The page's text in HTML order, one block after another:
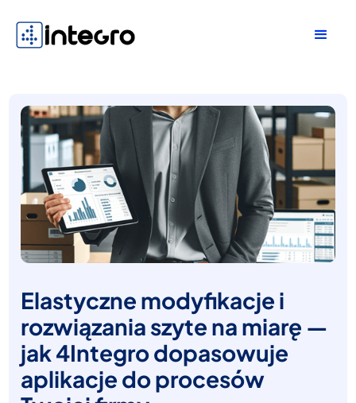
Elastyczne modyfikacje i
rozwiązania szyte na miarę —
jak 4Integro dopasowuje
aplikacje do procesów